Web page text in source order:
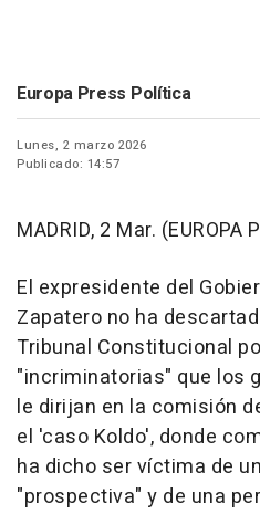
Europa Press Política
Lunes, 2 marzo 2026
Publicado: 14:57
MADRID, 2 Mar. (EUROPA
El expresidente del
Zapatero no ha
Tribunal Constitucional
"incriminatorias" que los
le dirijan en la comisión
el 'caso Koldo', donde
ha dicho ser víctima de
"prospectiva" y de una